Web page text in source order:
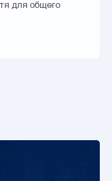
для общего